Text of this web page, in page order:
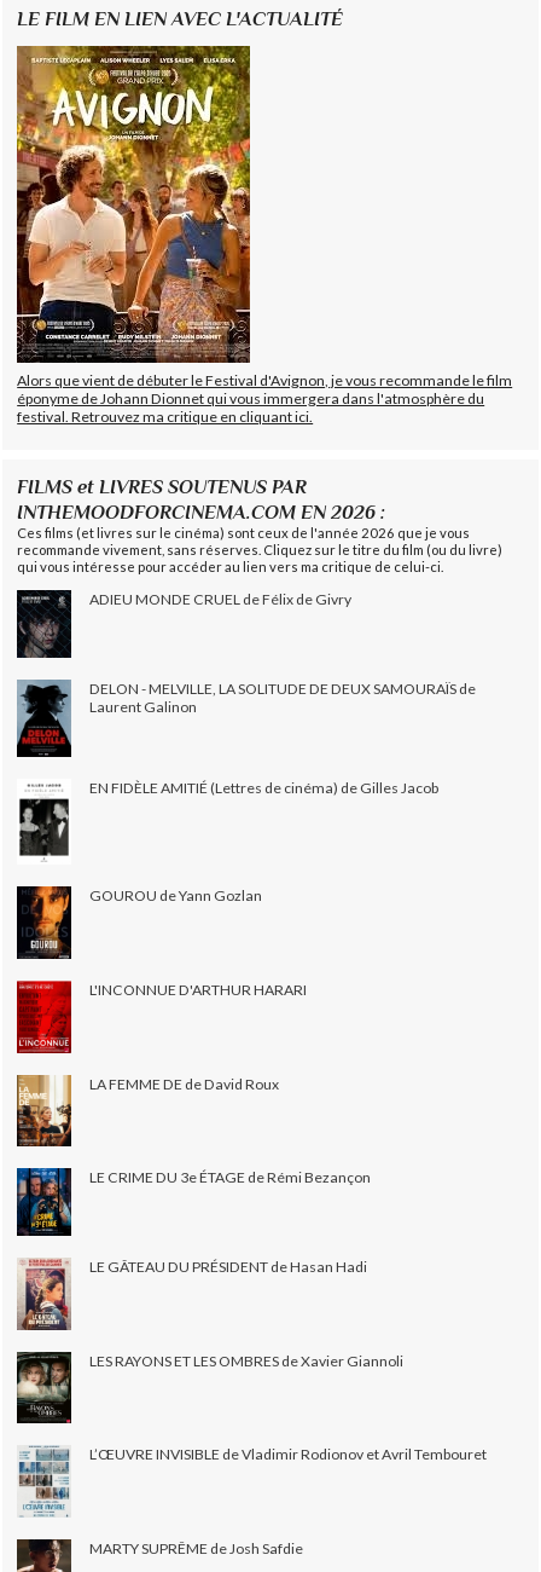
LE FILM EN LIEN AVEC L'ACTUALITÉ
Alors que vient de débuter le Festival d'Avignon, je vous recommande le film
éponyme de Johann Dionnet qui vous immergera dans l'atmosphère du
festival. Retrouvez ma critique en cliquant ici.
FILMS et LIVRES SOUTENUS PAR
INTHEMOODFORCINEMA.COM EN 2026 :
Ces films (et livres sur le cinéma) sont ceux de l'année 2026 que je vous
recommande vivement, sans réserves. Cliquez sur le titre du film (ou du livre)
qui vous intéresse pour accéder au lien vers ma critique de celui-ci.
ADIEU MONDE CRUEL de Félix de Givry
DELON - MELVILLE, LA SOLITUDE DE DEUX SAMOURAÏS de
Laurent Galinon
EN FIDÈLE AMITIÉ (Lettres de cinéma) de Gilles Jacob
GOUROU de Yann Gozlan
L'INCONNUE D'ARTHUR HARARI
LA FEMME DE de David Roux
LE CRIME DU 3e ÉTAGE de Rémi Bezançon
LE GÂTEAU DU PRÉSIDENT de Hasan Hadi
LES RAYONS ET LES OMBRES de Xavier Giannoli
L’ŒUVRE INVISIBLE de Vladimir Rodionov et Avril Tembouret
MARTY SUPRÊME de Josh Safdie